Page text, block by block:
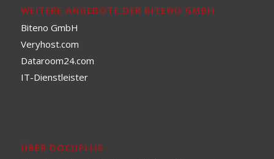
WEITERE ANGEBOTE DER BITENO GMBH
Biteno GmbH
Veryhost.com
Dataroom24.com
IT-Dienstleister
ÜBER DOCUPLUS